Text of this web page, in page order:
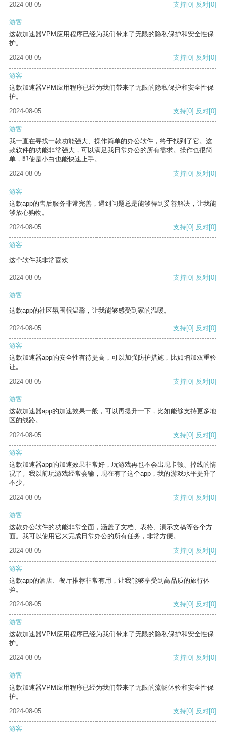
2024-08-05 支持[0] 反对[0]
游客
这款加速器VPM应用程序已经为我们带来了无限的隐私保护和安全性保
护。
2024-08-05
支持[0] 反对[0]
游客
这款加速器VPM应用程序已经为我们带来了无限的隐私保护和安全性保
护。
2024-08-05
支持[0] 反对[0]
游客
我一直在寻找一款功能强大、操作简单的办公软件，终于找到了它。这
款软件的功能非常强大，可以满足我日常办公的所有需求。操作也很简
单，即使是小白也能快速上手。
2024-08-05
支持[0] 反对[0]
游客
这款app的售后服务非常完善，遇到问题总是能够得到妥善解决，让我能
够放心购物。
2024-08-05
支持[0] 反对[0]
游客
这个软件我非常喜欢
2024-08-05 支持[0] 反对[0]
游客
这款app的社区氛围很温馨，让我能够感受到家的温暖。
2024-08-05 支持[0] 反对[0]
游客
这款加速器app的安全性有待提高，可以加强防护措施，比如增加双重验
证。
2024-08-05
支持[0] 反对[0]
游客
这款加速器app的加速效果一般，可以再提升一下，比如能够支持更多地
区的线路。
2024-08-05
支持[0] 反对[0]
游客
这款加速器app的加速效果非常好，玩游戏再也不会出现卡顿、掉线的情
况了。我以前玩游戏经常会输，现在有了这个app，我的游戏水平提升了
不少。
2024-08-05
支持[0] 反对[0]
游客
这款办公软件的功能非常全面，涵盖了文档、表格、演示文稿等各个方
面。我可以使用它来完成日常办公的所有任务，非常方便。
2024-08-05
支持[0] 反对[0]
游客
这款app的酒店、餐厅推荐非常有用，让我能够享受到高品质的旅行体
验。
2024-08-05
支持[0] 反对[0]
游客
这款加速器VPM应用程序已经为我们带来了无限的隐私保护和安全性保
护。
2024-08-05
支持[0] 反对[0]
游客
这款加速器VPM应用程序已经为我们带来了无限的流畅体验和安全性保
护。
2024-08-05
支持[0] 反对[0]
游客